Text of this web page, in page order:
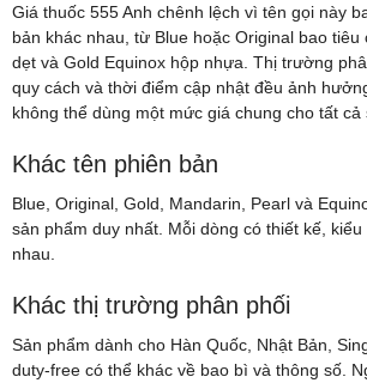
Giá thuốc 555 Anh chênh lệch vì tên gọi này
bản khác nhau, từ Blue hoặc Original bao tiêu
dẹt và Gold Equinox hộp nhựa. Thị trường
quy cách và thời điểm cập nhật đều ảnh
không thể dùng một mức giá chung cho tất cả
Khác tên phiên bản
Blue, Original, Gold, Mandarin, Pearl và
sản phẩm duy nhất. Mỗi dòng có thiết kế,
nhau.
Khác thị trường phân phối
Sản phẩm dành cho Hàn Quốc, Nhật Bản,
duty-free có thể khác về bao bì và thông số.